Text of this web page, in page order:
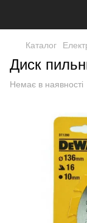
Каталог
Диск
Немає в наявності